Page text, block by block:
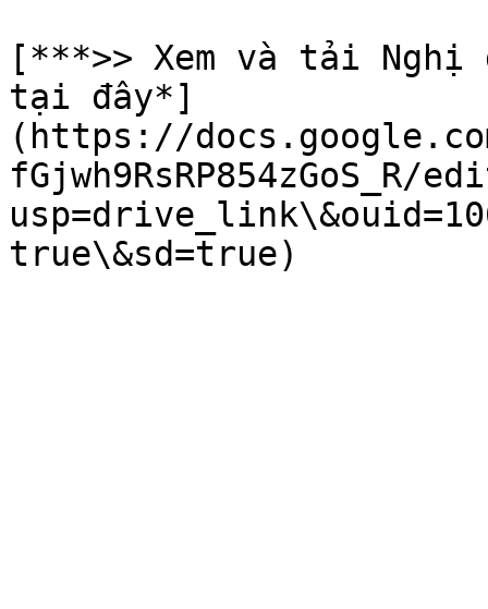
[***>> Xem và tải Nghị
tại đây*]
(https://
fGjwh9RsRP854zGoS_R/